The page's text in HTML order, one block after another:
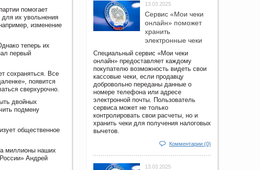
помогает
для их увольнения
изменение
теперь их
первый
сохраняться. Все
появится
сверхурочно.
двойных
подмену
общественное
миллионы наших
Андрей
13.03.2025
Сервис «Мои чеки
онлайн» поможет
хранить
электронные чеки
Специальный сервис «Мои чеки
онлайн» предоставляет каждому
покупателю возможность видеть свои
кассовые чеки, если продавцу
добровольно переданы данные о
номере телефона или адресе
электронной почты. Пользователь
сервиса может не только
контролировать свои расчеты, но и
хранить чеки для получения налоговых
вычетов.
Комментарии (0)
13.03.2025